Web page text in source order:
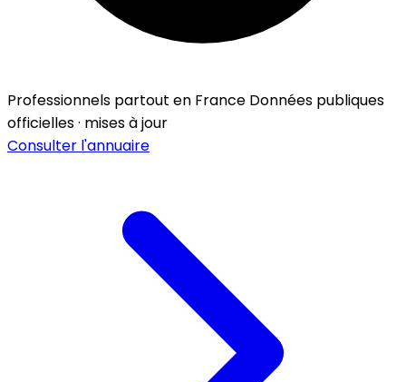
Professionnels partout en France Données publiques
officielles · mises à jour
Consulter l'annuaire